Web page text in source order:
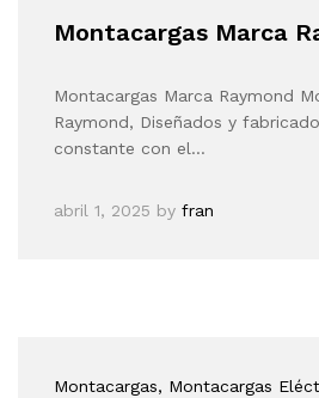
Montacargas Marca
Montacargas Marca Raymond
Raymond, Diseñados y
constante con el…
abril 1, 2025 by fran
Montacargas, Montacargas